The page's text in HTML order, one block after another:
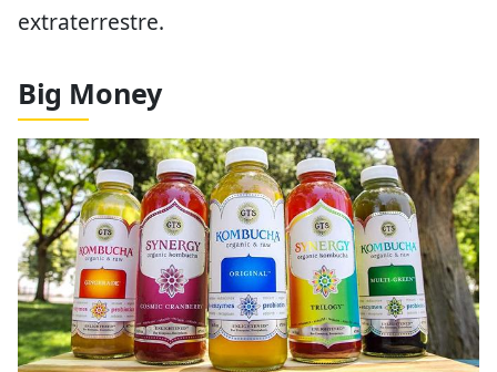
extraterrestre.
Big Money